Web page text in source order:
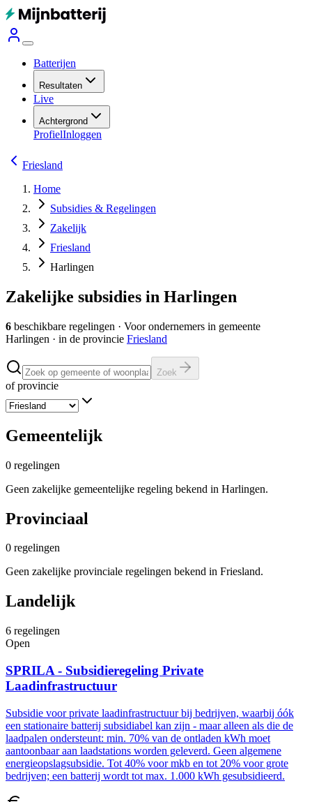
Batterijen
Resultaten
Live
Achtergrond
ProfielInloggen
Friesland
Home
Subsidies & Regelingen
Zakelijk
Friesland
Harlingen
Zakelijke subsidies in Harlingen
6 beschikbare regelingen · Voor ondernemers in gemeente
Harlingen · in de provincie Friesland
Zoek
of provincie
Gemeentelijk
0 regelingen
Geen zakelijke gemeentelijke regeling bekend in Harlingen.
Provinciaal
0 regelingen
Geen zakelijke provinciale regelingen bekend in Friesland.
Landelijk
6 regelingen
Open
SPRILA - Subsidieregeling Private
Laadinfrastructuur
Subsidie voor private laadinfrastructuur bij bedrijven, waarbij óók
een stationaire batterij subsidiabel kan zijn - maar alleen als die de
laadpalen ondersteunt: min. 70% van de ontladen kWh moet
aantoonbaar aan laadstations worden geleverd. Geen algemene
energieopslagsubsidie. Tot 40% voor mkb en tot 20% voor grote
bedrijven; een batterij wordt tot max. 1.000 kWh gesubsidieerd.